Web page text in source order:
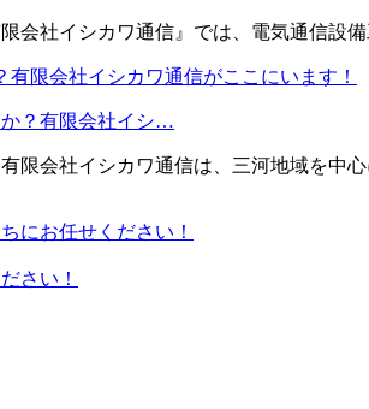
会社イシカワ通信』では、電気通信設
？有限会社イシ…
限会社イシカワ通信は、三河地域を中
にお任せください！
さい！